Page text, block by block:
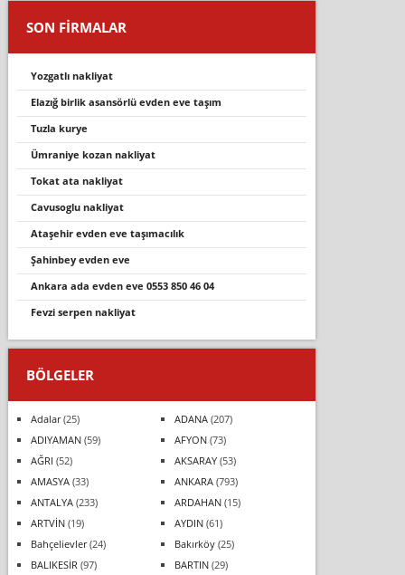
SON FİRMALAR
yozgatlı nakliyat
elazığ birlik asansörlü evden eve taşım
tuzla kurye
ümraniye kozan nakliyat
tokat ata nakliyat
cavusoglu nakliyat
ataşehir evden eve taşımacılık
şahi̇nbey evden eve
ankara ada evden eve 0553 850 46 04
fevzi serpen nakliyat
BÖLGELER
Adalar(25) ADANA(207)
ADIYAMAN(59) AFYON(73)
AĞRI (52) AKSARAY(53)
AMASYA(33) ANKARA(793)
ANTALYA(233) ARDAHAN(15)
ARTVİN(19) AYDIN(61)
Bahçelievler(24) Bakırköy(25)
BALIKESİR (97) BARTIN(29)